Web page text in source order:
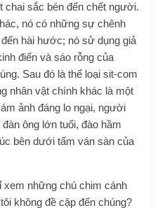
chai sắc bén đến chết người.
nó có những sự chênh
hài hước; nó sử dụng giả
điển và sáo rỗng của
Sau đó là thể loại sit-com
nhân vật chính khác là một
ảnh đáng lo ngại, người
ông lớn tuổi, đào hầm
bên dưới tấm ván sàn của
xem những chú chim cánh
không đề cập đến chúng?